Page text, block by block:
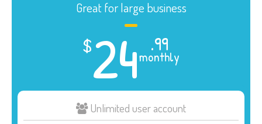
Great for large business
$24 .99
monthly
Unlimited user account